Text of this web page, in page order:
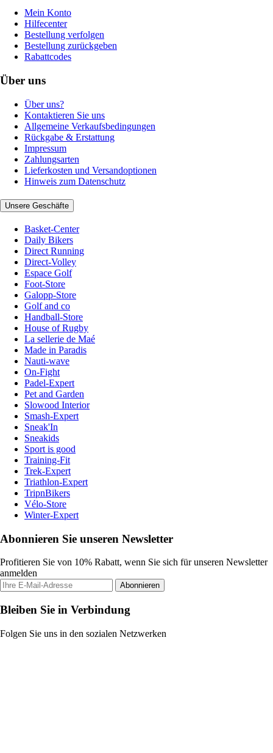
Mein Konto
Hilfecenter
Bestellung verfolgen
Bestellung zurückgeben
Rabattcodes
Über uns
Über uns?
Kontaktieren Sie uns
Allgemeine Verkaufsbedingungen
Rückgabe & Erstattung
Impressum
Zahlungsarten
Lieferkosten und Versandoptionen
Hinweis zum Datenschutz
Unsere Geschäfte
Basket-Center
Daily Bikers
Direct Running
Direct-Volley
Espace Golf
Foot-Store
Galopp-Store
Golf and co
Handball-Store
House of Rugby
La sellerie de Maé
Made in Paradis
Nauti-wave
On-Fight
Padel-Expert
Pet and Garden
Slowood Interior
Smash-Expert
Sneak'In
Sneakids
Sport is good
Training-Fit
Trek-Expert
Triathlon-Expert
TripnBikers
Vélo-Store
Winter-Expert
Abonnieren Sie unseren Newsletter
Profitieren Sie von 10% Rabatt, wenn Sie sich für unseren Newsletter
anmelden
Abonnieren
Bleiben Sie in Verbindung
Folgen Sie uns in den sozialen Netzwerken